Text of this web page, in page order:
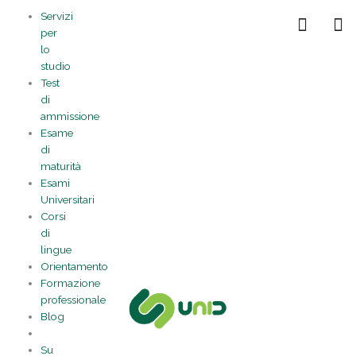
contenuto
Servizi
per
lo
studio
Test
di
ammissione
Esame
di
maturità
Esami
Universitari
Corsi
di
lingue
Orientamento
Formazione
professionale
Blog
Su